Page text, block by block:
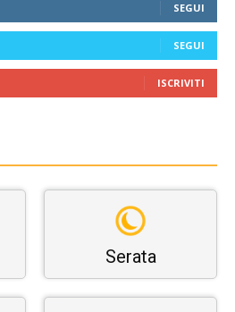
SEGUI
SEGUI
ISCRIVITI
Serata